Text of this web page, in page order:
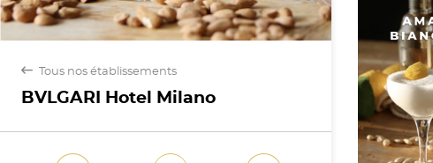
back Tous nos établissements
BVLGARI Hotel Milano